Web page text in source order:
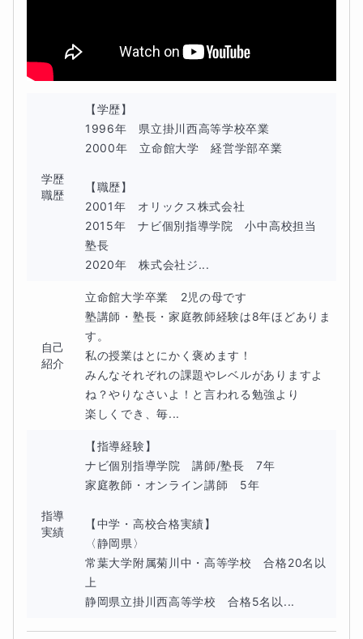
学歴
職歴
【学歴】
1996年　県立掛川西高等学校卒業
2000年　立命館大学　経営学部卒業
【職歴】
2001年　オリックス株式会社
2015年　ナビ個別指導学院　小中高校担当
塾長
2020年　株式会社ジ...
自己
紹介
立命館大学卒業　2児の母です
塾講師・塾長・家庭教師経験は8年ほどありま
す。
私の授業はとにかく褒めます！
みんなそれぞれの課題やレベルがありますよ
ね？やりなさいよ！と言われる勉強より
楽しくでき、毎...
指導
実績
【指導経験】
ナビ個別指導学院　講師/塾長　7年
家庭教師・オンライン講師　5年
【中学・高校合格実績】
〈静岡県〉
常葉大学附属菊川中・高等学校　合格20名以
上
静岡県立掛川西高等学校　合格5名以...